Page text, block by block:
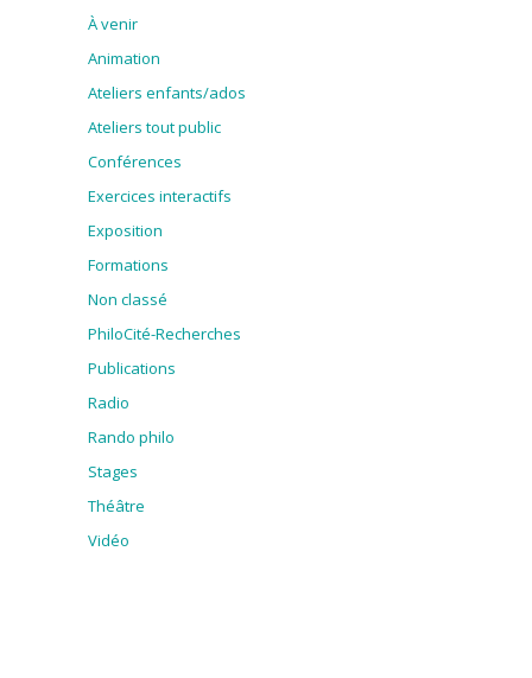
À venir
Animation
Ateliers enfants/ados
Ateliers tout public
Conférences
Exercices interactifs
Exposition
Formations
Non classé
PhiloCité-Recherches
Publications
Radio
Rando philo
Stages
Théâtre
Vidéo